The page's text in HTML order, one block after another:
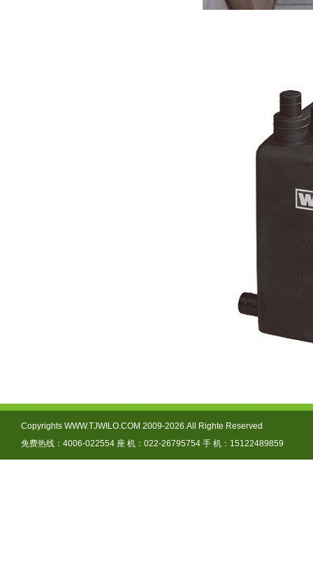
Copyrights WWW.TJWILO.COM 2009-2026.All Righte Reserved
免费热线：4006-022554 座 机：022-26795754 手 机：15122489859